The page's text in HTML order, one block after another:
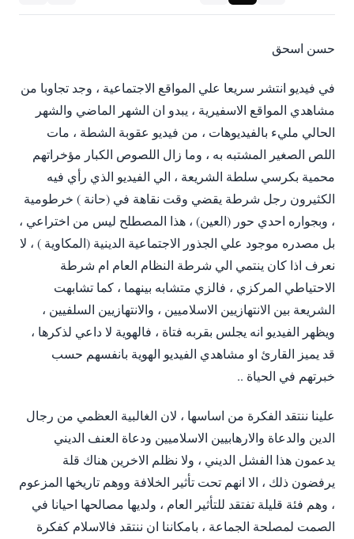
حسن اسحق
في فيديو انتشر سريعا علي المواقع الاجتماعية ، وجد تجاوبا من
مشاهدي المواقع الاسفيرية ، يبدو ان الشهر الماضي والشهر
الحالي مليء بالفيديوهات ، من فيديو عقوبة الشطة ، مات
اللص الصغير المشتبه به ، وما زال اللصوص الكبار مؤخراتهم
محمية بكرسي سلطة الشريعة ، الي الفيديو الذي رأي فيه
الكثيرون رجل شرطة يقضي وقت نقاهة في (حانة ) خرطومية
، وبجواره احدي حور (العين) ، هذا المصطلح ليس من اختراعي ،
بل مصدره موجود علي الجذور الاجتماعية الدينية (المكاوية ) ، لا
نعرف اذا كان ينتمي الي شرطة النظام العام ام شرطة
الاحتياطي المركزي ، فالزي متشابه بينهما ، كما تشابهت
الشريعة بين الانتهازيين الاسلاميين ، والانتهازيين السلفيين ،
ويظهر الفيديو انه يجلس بقربه فتاة ، فالهوية لا داعي لذكرها ،
قد يميز القارئ او مشاهدي الفيديو الهوية بانفسهم حسب
خبرتهم في الحياة ..
علينا ننتقد الفكرة من اساسها ، لان الغالبية العظمي من رجال
الدين والدعاة والارهابيين الاسلاميين ودعاة العنف الديني
يدعمون هذا الفشل الديني ، ولا نظلم الاخرين هناك قلة
يرفضون ذلك ، الا انهم تحت تأثير الخلافة ووهم تاريخها المزعوم
، وهم فئة قليلة تفتقد للتأثير العام ، ولديها مصالحها احيانا في
الصمت لمصلحة الجماعة ، بامكاننا ان ننتقد فالاسلام كفكرة